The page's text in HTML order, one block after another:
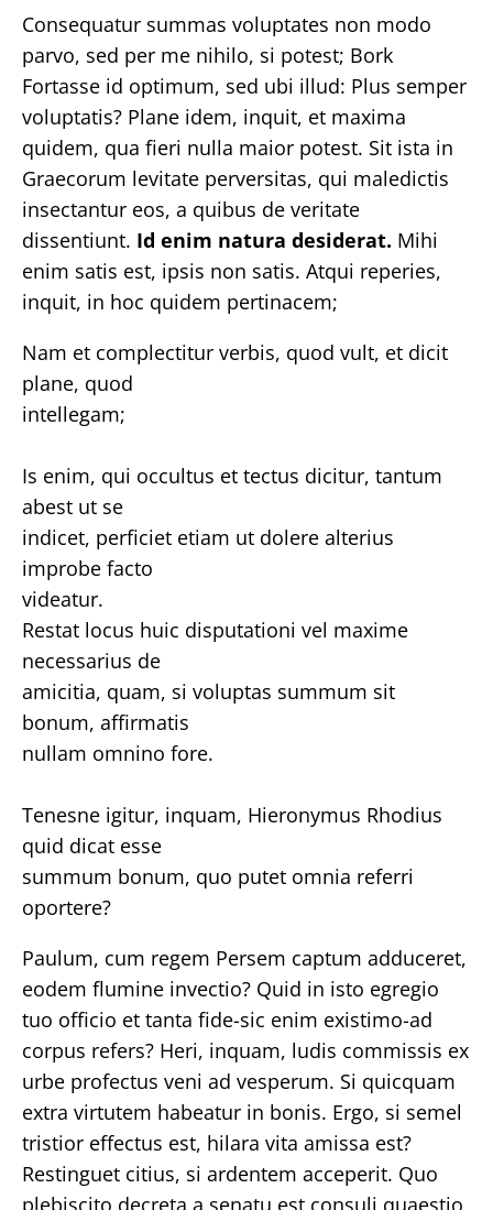
Consequatur summas voluptates non modo
parvo, sed per me nihilo, si potest; Bork
Fortasse id optimum, sed ubi illud: Plus semper
voluptatis? Plane idem, inquit, et maxima
quidem, qua fieri nulla maior potest. Sit ista in
Graecorum levitate perversitas, qui maledictis
insectantur eos, a quibus de veritate
dissentiunt. Id enim natura desiderat. Mihi
enim satis est, ipsis non satis. Atqui reperies,
inquit, in hoc quidem pertinacem;
Nam et complectitur verbis, quod vult, et dicit
plane, quod
intellegam;
Is enim, qui occultus et tectus dicitur, tantum
abest ut se
indicet, perficiet etiam ut dolere alterius
improbe facto
videatur.
Restat locus huic disputationi vel maxime
necessarius de
amicitia, quam, si voluptas summum sit
bonum, affirmatis
nullam omnino fore.
Tenesne igitur, inquam, Hieronymus Rhodius
quid dicat esse
summum bonum, quo putet omnia referri
oportere?
Paulum, cum regem Persem captum adduceret,
eodem flumine invectio? Quid in isto egregio
tuo officio et tanta fide-sic enim existimo-ad
corpus refers? Heri, inquam, ludis commissis ex
urbe profectus veni ad vesperum. Si quicquam
extra virtutem habeatur in bonis. Ergo, si semel
tristior effectus est, hilara vita amissa est?
Restinguet citius, si ardentem acceperit. Quo